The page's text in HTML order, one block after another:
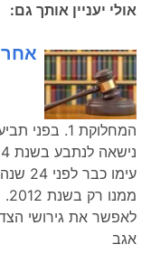
אולי יעניין אותך גם:
לאפשר את גירושי
אגב